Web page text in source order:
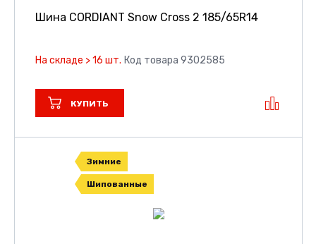
Шина CORDIANT Snow Cross 2 185/65R14
На складе > 16 шт. Код товара 9302585
КУПИТЬ
Зимние
Шипованные